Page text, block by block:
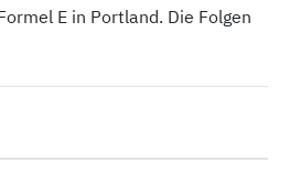
E in Portland. Die Folgen